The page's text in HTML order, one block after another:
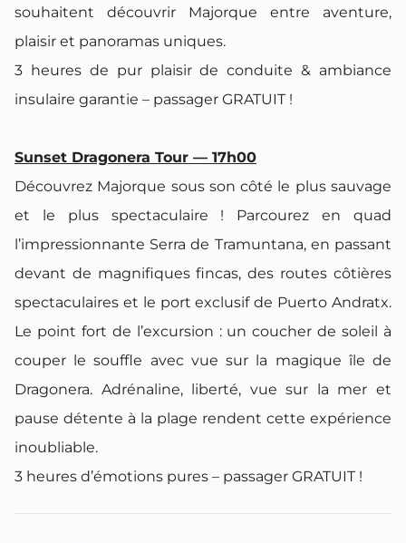
souhaitent découvrir Majorque entre aventure,
plaisir et panoramas uniques.
3 heures de pur plaisir de conduite & ambiance
insulaire garantie – passager GRATUIT !
Sunset Dragonera Tour — 17h00
Découvrez Majorque sous son côté le plus sauvage
et le plus spectaculaire ! Parcourez en quad
l’impressionnante Serra de Tramuntana, en passant
devant de magnifiques fincas, des routes côtières
spectaculaires et le port exclusif de Puerto Andratx.
Le point fort de l’excursion : un coucher de soleil à
couper le souffle avec vue sur la magique île de
Dragonera. Adrénaline, liberté, vue sur la mer et
pause détente à la plage rendent cette expérience
inoubliable.
3 heures d’émotions pures – passager GRATUIT !